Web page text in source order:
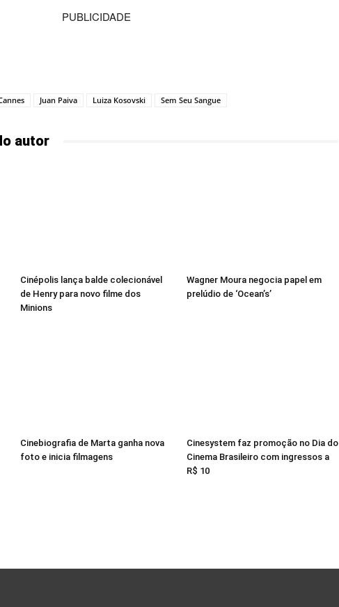
PUBLICIDADE
Juan Paiva Luiza Kosovski Sem Seu Sangue
autor
Cinépolis lança balde colecionável
de Henry para novo filme dos
Minions
Wagner Moura negocia papel em
prelúdio de ‘Ocean’s’
Cinebiografia de Marta ganha nova
foto e inicia filmagens
Cinesystem faz promoção no Dia do
Cinema Brasileiro com ingressos a
R$ 10